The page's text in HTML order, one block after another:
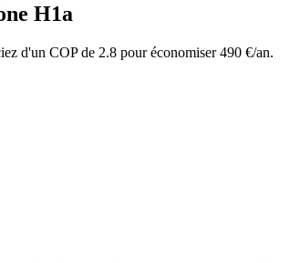
H1a
d'un COP de 2.8 pour économiser 490 €/an.